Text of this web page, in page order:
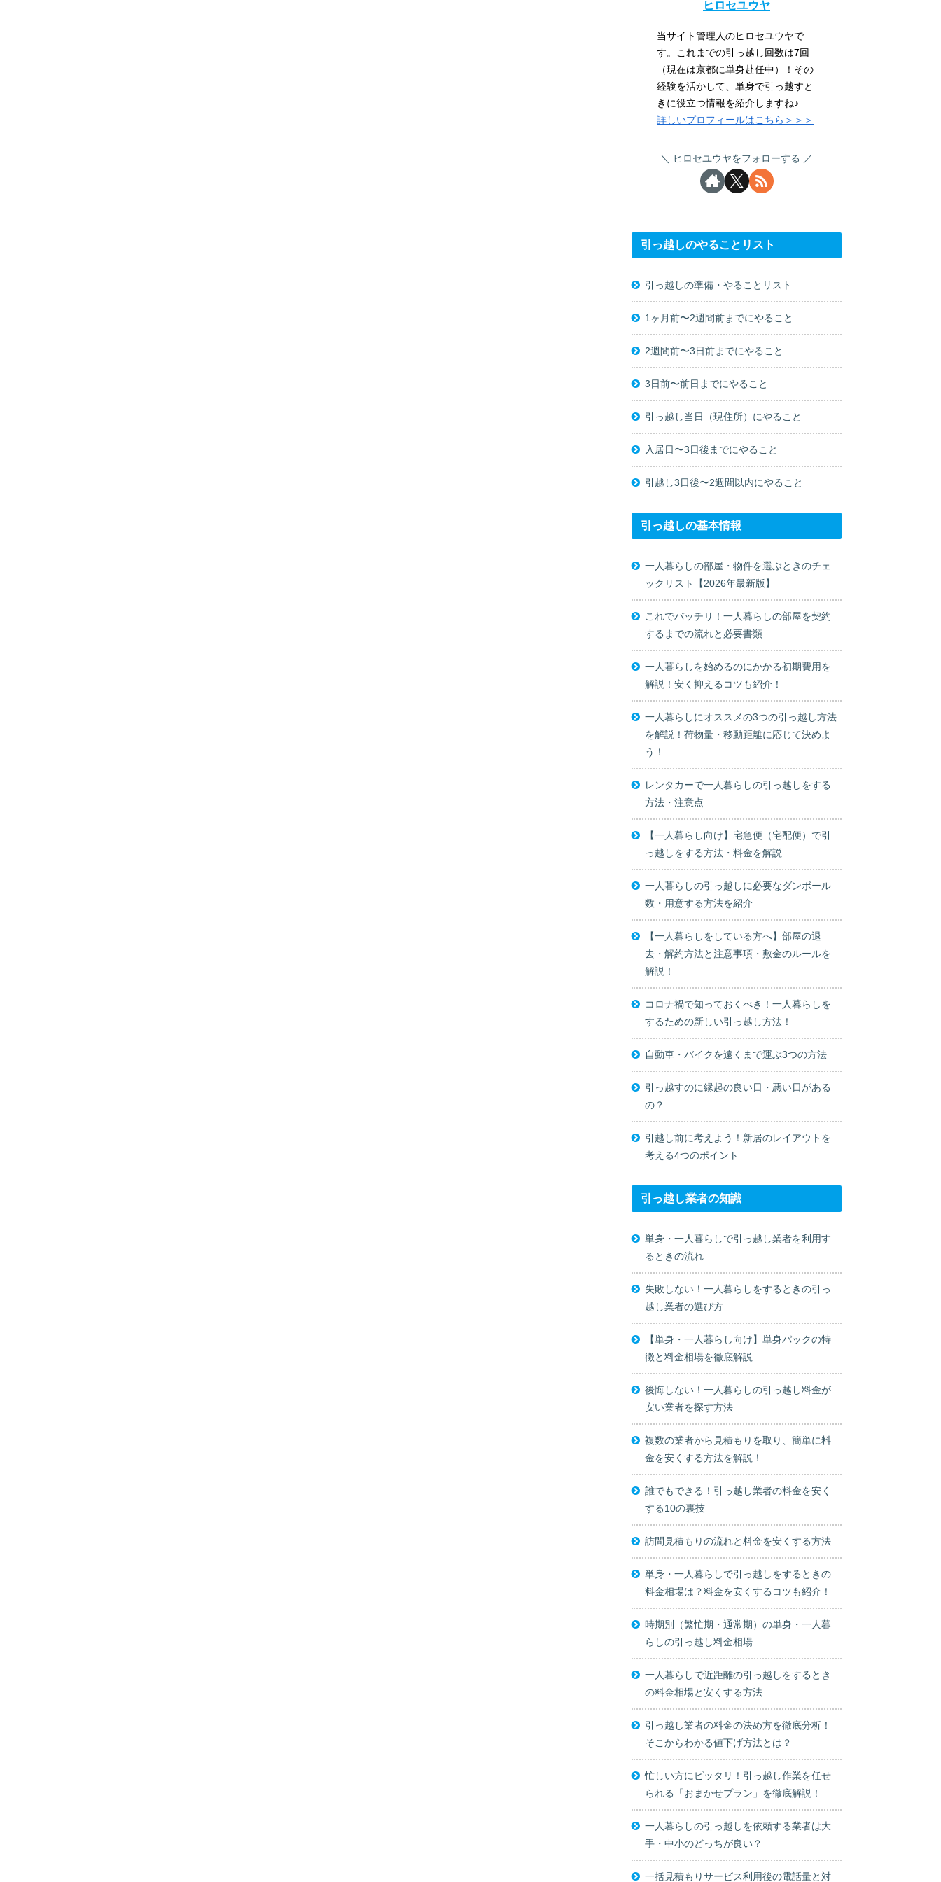
ヒロセユウヤ
当サイト管理人のヒロセユウヤで
す。これまでの引っ越し回数は7回
（現在は京都に単身赴任中）！その
経験を活かして、単身で引っ越すと
きに役立つ情報を紹介しますね♪
詳しいプロフィールはこちら＞＞＞
ヒロセユウヤをフォローする
引っ越しのやることリスト
引っ越しの準備・やることリスト
1ヶ月前〜2週間前までにやること
2週間前〜3日前までにやること
3日前〜前日までにやること
引っ越し当日（現住所）にやること
入居日〜3日後までにやること
引越し3日後〜2週間以内にやること
引っ越しの基本情報
一人暮らしの部屋・物件を選ぶときのチェ
ックリスト【2026年最新版】
これでバッチリ！一人暮らしの部屋を契約
するまでの流れと必要書類
一人暮らしを始めるのにかかる初期費用を
解説！安く抑えるコツも紹介！
一人暮らしにオススメの3つの引っ越し方法
を解説！荷物量・移動距離に応じて決めよ
う！
レンタカーで一人暮らしの引っ越しをする
方法・注意点
【一人暮らし向け】宅急便（宅配便）で引
っ越しをする方法・料金を解説
一人暮らしの引っ越しに必要なダンボール
数・用意する方法を紹介
【一人暮らしをしている方へ】部屋の退
去・解約方法と注意事項・敷金のルールを
解説！
コロナ禍で知っておくべき！一人暮らしを
するための新しい引っ越し方法！
自動車・バイクを遠くまで運ぶ3つの方法
引っ越すのに縁起の良い日・悪い日がある
の？
引越し前に考えよう！新居のレイアウトを
考える4つのポイント
引っ越し業者の知識
単身・一人暮らしで引っ越し業者を利用す
るときの流れ
失敗しない！一人暮らしをするときの引っ
越し業者の選び方
【単身・一人暮らし向け】単身パックの特
徴と料金相場を徹底解説
後悔しない！一人暮らしの引っ越し料金が
安い業者を探す方法
複数の業者から見積もりを取り、簡単に料
金を安くする方法を解説！
誰でもできる！引っ越し業者の料金を安く
する10の裏技
訪問見積もりの流れと料金を安くする方法
単身・一人暮らしで引っ越しをするときの
料金相場は？料金を安くするコツも紹介！
時期別（繁忙期・通常期）の単身・一人暮
らしの引っ越し料金相場
一人暮らしで近距離の引っ越しをするとき
の料金相場と安くする方法
引っ越し業者の料金の決め方を徹底分析！
そこからわかる値下げ方法とは？
忙しい方にピッタリ！引っ越し作業を任せ
られる「おまかせプラン」を徹底解説！
一人暮らしの引っ越しを依頼する業者は大
手・中小のどっちが良い？
一括見積もりサービス利用後の電話量と対